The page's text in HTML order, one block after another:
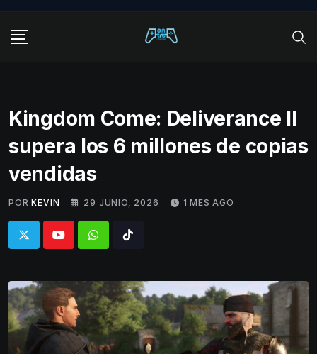
content
Kingdom Come: Deliverance II
supera los 6 millones de copias
vendidas
POR KEVIN 29 JUNIO, 2026 1 MES AGO
WhatsappTiktok